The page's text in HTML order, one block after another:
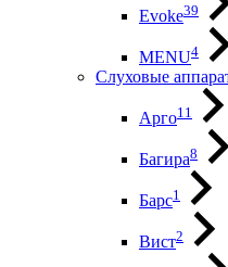
Evoke39
MENU4
Слуховые
Арго11
Багира8
Барс1
Вист2